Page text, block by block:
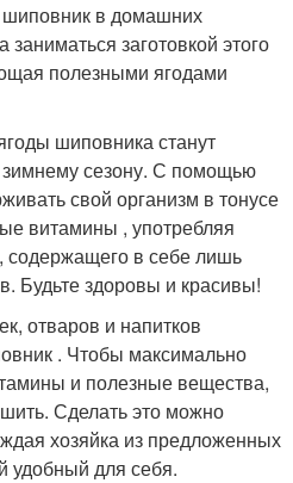
в домашних
заготовкой этого
полезными ягодами
шиповника станут
сезону. С помощью
свой организм в тонусе
витамины , употребляя
содержащего в себе лишь
Будьте здоровы и красивы!
отваров и напитков
. Чтобы максимально
и полезные вещества,
Сделать это можно
хозяйка из предложенных
удобный для себя.